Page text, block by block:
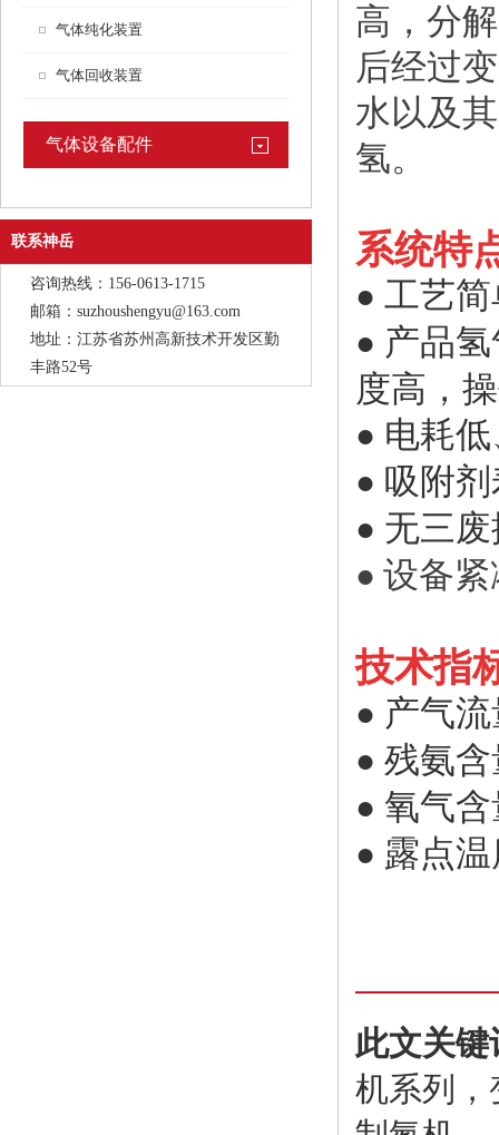
气体纯化装置
气体回收装置
气体设备配件
联系神岳
咨询热线：156-0613-1715
邮箱：suzhoushengyu@163.com
地址：江苏省苏州高新技术开发区勤
丰路52号
高，分
后经过
水以及
氢。
系统特
● 工艺
● 产品
度高，
● 电耗
● 吸附
● 无三
● 设备
技术指
● 产气流
● 残氨含
● 氧气含
● 露点
此文关键
机系列，